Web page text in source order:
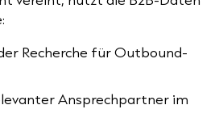
Recherche für Outbound-
Ansprechpartner im